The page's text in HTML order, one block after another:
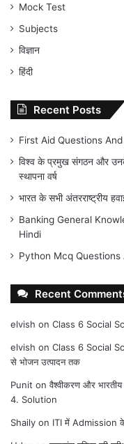
Mock Test
Subjects
विज्ञान
हिंदी
Recent Posts
First Aid Questions
विश्व के प्रमुख संगठन और
स्थापना वर्ष
भारत के सभी अंतरराष्ट्रीय
Banking General
Hindi
Python Mcq
Recent
elvish on Class 6 Social
elvish on Class 6 Social
से भोजन उत्पादन तक
Punit onवैश्वीकरण और
4. Solution
Shaily on ITI में Admission